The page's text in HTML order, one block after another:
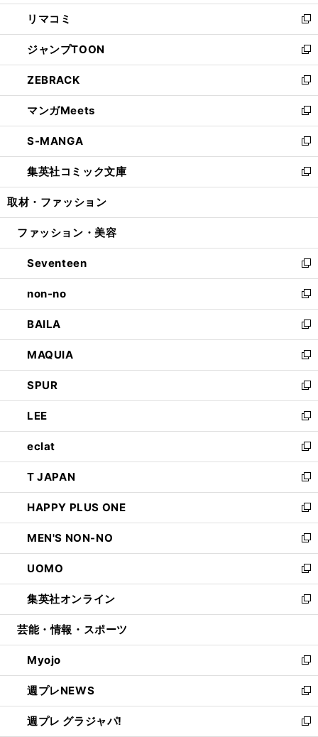
ウ
で
開
く
ン
ド
ウ
で
開
く
ウ
ィ
ン
ド
ウ
で
開
く
し
い
ウ
ィ
ン
ド
ウ
で
開
く
リマコミ
新
し
い
ウ
ィ
ン
ド
ウ
で
開
く
ジャンプTOON
新
し
い
ウ
ィ
ン
ド
ウ
で
開
ZEBRACK
新
し
い
ウ
ィ
ン
ド
ウ
開
マンガMeets
新
し
い
ウ
ィ
ン
ウ
開
く
S-MANGA
新
し
い
ウ
ン
ウ
で
開
く
集英社コミック文庫
新
し
ウ
ン
ド
ウ
で
開
く
取材・ファッション
ファッション・美容
Seventeen
新
し
い
ウ
ィ
ン
ド
ウ
で
開
く
non-no
新
し
い
ウ
ィ
ン
ド
ウ
で
開
く
BAILA
新
し
い
ウ
ィ
ン
ド
ウ
で
開
く
MAQUIA
新
し
い
ウ
ィ
ン
ド
ウ
で
開
く
SPUR
新
し
い
ウ
ィ
ン
ド
ウ
で
開
く
LEE
新
し
い
ウ
ィ
ン
ド
ウ
で
開
く
eclat
新
し
い
ウ
ィ
ン
ド
ウ
で
開
く
T JAPAN
新
し
い
ウ
ィ
ン
ド
ウ
で
開
HAPPY PLUS ONE
新
し
い
ウ
ィ
ン
ド
ウ
開
く
MEN'S NON-NO
新
し
い
ウ
ィ
ン
ウ
で
開
く
UOMO
新
し
い
ウ
ン
ド
ウ
で
開
く
集英社オンライン
新
し
ウ
ィ
ン
ド
ウ
で
芸能・情報・スポーツ
Myojo
新
し
い
ウ
ィ
週プレNEWS
新
し
い
週プレ グラジャパ!
新